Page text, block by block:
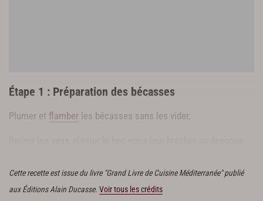
Étape 1 : Préparation des bécasses
Plumer et flamber les bécasses sans les vider.
Cette recette est issue du livre "Grand Livre de Cuisine Méditerranée" publié
aux Éditions Alain Ducasse. Voir tous les crédits